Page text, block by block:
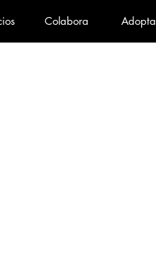
Colabora Adopta